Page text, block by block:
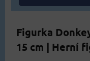
Figurka
15 cm | Herní